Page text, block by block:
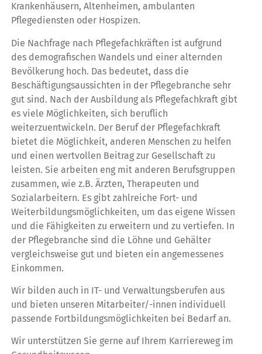
Krankenhäusern, Altenheimen, ambulanten
Pflegediensten oder Hospizen.
Die Nachfrage nach Pflegefachkräften ist aufgrund
des demografischen Wandels und einer alternden
Bevölkerung hoch. Das bedeutet, dass die
Beschäftigungsaussichten in der Pflegebranche sehr
gut sind. Nach der Ausbildung als Pflegefachkraft gibt
es viele Möglichkeiten, sich beruflich
weiterzuentwickeln. Der Beruf der Pflegefachkraft
bietet die Möglichkeit, anderen Menschen zu helfen
und einen wertvollen Beitrag zur Gesellschaft zu
leisten. Sie arbeiten eng mit anderen Berufsgruppen
zusammen, wie z.B. Ärzten, Therapeuten und
Sozialarbeitern. Es gibt zahlreiche Fort- und
Weiterbildungsmöglichkeiten, um das eigene Wissen
und die Fähigkeiten zu erweitern und zu vertiefen. In
der Pflegebranche sind die Löhne und Gehälter
vergleichsweise gut und bieten ein angemessenes
Einkommen.
Wir bilden auch in IT- und Verwaltungsberufen aus
und bieten unseren Mitarbeiter/-innen individuell
passende Fortbildungsmöglichkeiten bei Bedarf an.
Wir unterstützen Sie gerne auf Ihrem Karriereweg im